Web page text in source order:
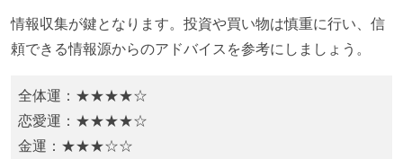
情報収集が鍵となります。投資や買い物は慎重に行い、信
頼できる情報源からのアドバイスを参考にしましょう。​
全体運：★★★★☆
恋愛運：★★★★☆
金運：★★★☆☆